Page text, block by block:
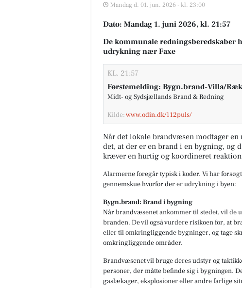
Mandag d. 01. jun. 2026 - kl. 23:00
Dato: Mandag 1. juni 2026, kl. 21:57
De kommunale redningsberedskaber
udrykning nær Faxe
KL. 21:57
Førstemelding: Bygn.brand-Villa/
Midt- og Sydsjællands Brand & Redning
Kilde:www.odin.dk/112puls/
Når det lokale brandvæsen modtager
det, at der er en brand i en bygning, og
kræver en hurtig og koordineret
Alarmerne foregår typisk i koder. Vi har
gennemskue hvorfor der er udrykning i byen:
Bygn.brand: Brand i bygning
Når brandvæsenet ankommer til stedet, vil de
branden. De vil også vurdere risikoen for, at
eller til omkringliggende bygninger, og tage
omkringliggende områder.
Brandvæsenet vil bruge deres udstyr og
personer, der måtte befinde sig i bygningen.
gaslækager, eksplosioner eller andre farlige